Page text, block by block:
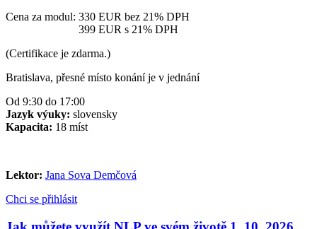
Cena za modul: 330 EUR bez 21% DPH
399 EUR s 21% DPH
(Certifikace je zdarma.)
Bratislava, přesné místo konání je v jednání
Od 9:30 do 17:00
Jazyk výuky: slovensky
Kapacita: 18 míst
Lektor: Jana Sova Demčová
Chci se přihlásit